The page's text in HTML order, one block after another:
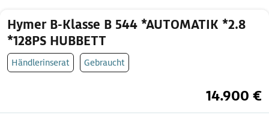
Hymer B-Klasse B 544 *AUTOMATIK *2.8
*128PS HUBBETT
Händlerinserat Gebraucht
14.900 €